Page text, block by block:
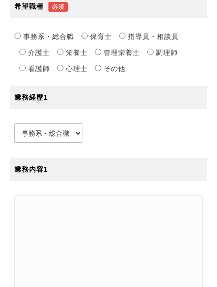
希望職種 必須
事務系・総合職 保育士 指導員・相談員
介護士 栄養士 管理栄養士 調理師
看護師 心理士 その他
業務経歴1
業務内容1